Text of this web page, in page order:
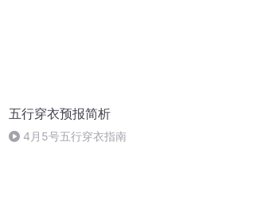
五行穿衣预报简析
4月5号五行穿衣指南